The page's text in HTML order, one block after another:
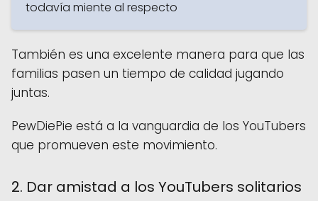
todavía miente al respecto
También es una excelente manera para que las
familias pasen un tiempo de calidad jugando
juntas.
PewDiePie está a la vanguardia de los YouTubers
que promueven este movimiento.
2. Dar amistad a los YouTubers solitarios